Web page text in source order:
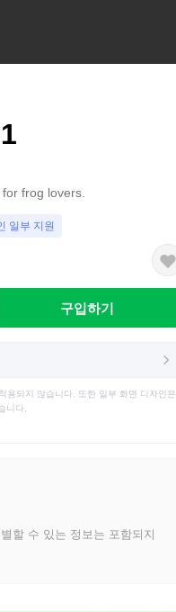
frog lovers.
일부 지원
구입하기
용되지 않습니다. 또한 일부 화면 디자인은
니다.
할 수 있는 정보는 포함되지